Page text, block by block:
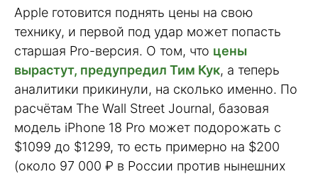
Apple готовится поднять цены на свою
технику, и первой под удар может попасть
старшая Pro-версия. О том, что цены
вырастут, предупредил Тим Кук, а теперь
аналитики прикинули, на сколько именно. По
расчётам The Wall Street Journal, базовая
модель iPhone 18 Pro может подорожать с
$1099 до $1299, то есть примерно на $200
(около 97 000 ₽ в России против нынешних